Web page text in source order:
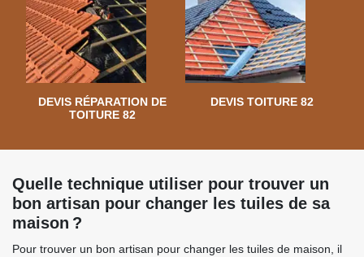
DEVIS RÉPARATION DE
TOITURE 82
DEVIS TOITURE 82
Quelle technique utiliser pour trouver un
bon artisan pour changer les tuiles de sa
maison ?
Pour trouver un bon artisan pour changer les tuiles de maison, il